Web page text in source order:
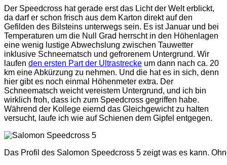
Der Speedcross hat gerade erst das Licht der Welt erblickt,
da darf er schon frisch aus dem Karton direkt auf den
Gefilden des Bilsteins unterwegs sein. Es ist Januar und bei
Temperaturen um die Null Grad herrscht in den Höhenlagen
eine wenig lustige Abwechslung zwischen Tauwetter
inklusive Schneematsch und gefrorenem Untergrund. Wir
laufen den ersten Part der Ultrastrecke um dann nach ca. 20
km eine Abkürzung zu nehmen. Und die hat es in sich, denn
hier gibt es noch einmal Höhenmeter extra. Der
Schneematsch weicht vereistem Untergrund, und ich bin
wirklich froh, dass ich zum Speedcross gegriffen habe.
Während der Kollege eiernd das Gleichgewicht zu halten
versucht, laufe ich wie auf Schienen dem Gipfel entgegen.
Das Profil des Salomon Speedcross 5 zeigt was es kann.